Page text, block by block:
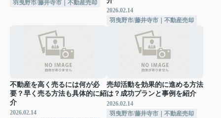
羽曳野市/藤井寺市｜不動産売却
2026.02.14
羽曳野市/藤井寺市｜不動産売却
不動産を高く売るには何が必
要？早く売る方法も具体的に紹
介
2026.02.14
売却活動を効果的に進める方法
は？成功プランと事例を紹介
2026.02.14
羽曳野市/藤井寺市｜不動産売却